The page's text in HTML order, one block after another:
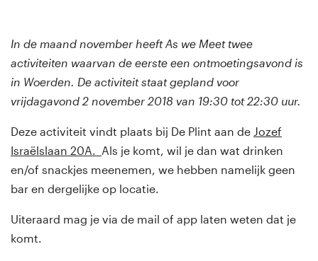
In de maand november heeft As we Meet twee
activiteiten waarvan de eerste een ontmoetingsavond is
in Woerden. De activiteit staat gepland voor
vrijdagavond 2 november 2018 van 19:30 tot 22:30 uur.
Deze activiteit vindt plaats bij De Plint aan de Jozef
Israëlslaan 20A. Als je komt, wil je dan wat drinken
en/of snackjes meenemen, we hebben namelijk geen
bar en dergelijke op locatie.
Uiteraard mag je via de mail of app laten weten dat je
komt.